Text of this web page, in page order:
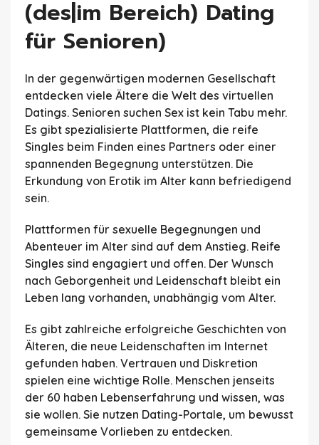
(des|im Bereich) Dating
für Senioren)
In der gegenwärtigen modernen Gesellschaft
entdecken viele Ältere die Welt des virtuellen
Datings. Senioren suchen Sex ist kein Tabu mehr.
Es gibt spezialisierte Plattformen, die reife
Singles beim Finden eines Partners oder einer
spannenden Begegnung unterstützen. Die
Erkundung von Erotik im Alter kann befriedigend
sein.
Plattformen für sexuelle Begegnungen und
Abenteuer im Alter sind auf dem Anstieg. Reife
Singles sind engagiert und offen. Der Wunsch
nach Geborgenheit und Leidenschaft bleibt ein
Leben lang vorhanden, unabhängig vom Alter.
Es gibt zahlreiche erfolgreiche Geschichten von
Älteren, die neue Leidenschaften im Internet
gefunden haben. Vertrauen und Diskretion
spielen eine wichtige Rolle. Menschen jenseits
der 60 haben Lebenserfahrung und wissen, was
sie wollen. Sie nutzen Dating-Portale, um bewusst
gemeinsame Vorlieben zu entdecken.